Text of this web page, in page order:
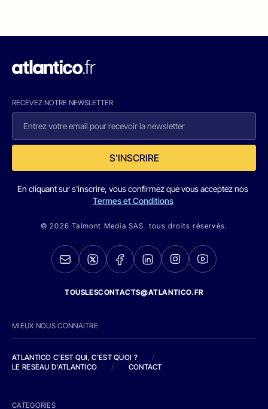
RECEVEZ NOTRE NEWSLETTER
S'INSCRIRE
En cliquant sur s'inscrire, vous confirmez que vous acceptez nos
Termes et Conditions
© 2026 Talmont Media SAS. tous droits réservés.
TOUSLESCONTACTS@ATLANTICO.FR
MIEUX NOUS CONNAITRE
ATLANTICO C'EST QUI, C'EST QUOI ?
/
LE RESEAU D'ATLANTICO
/ CONTACT
CATEGORIES